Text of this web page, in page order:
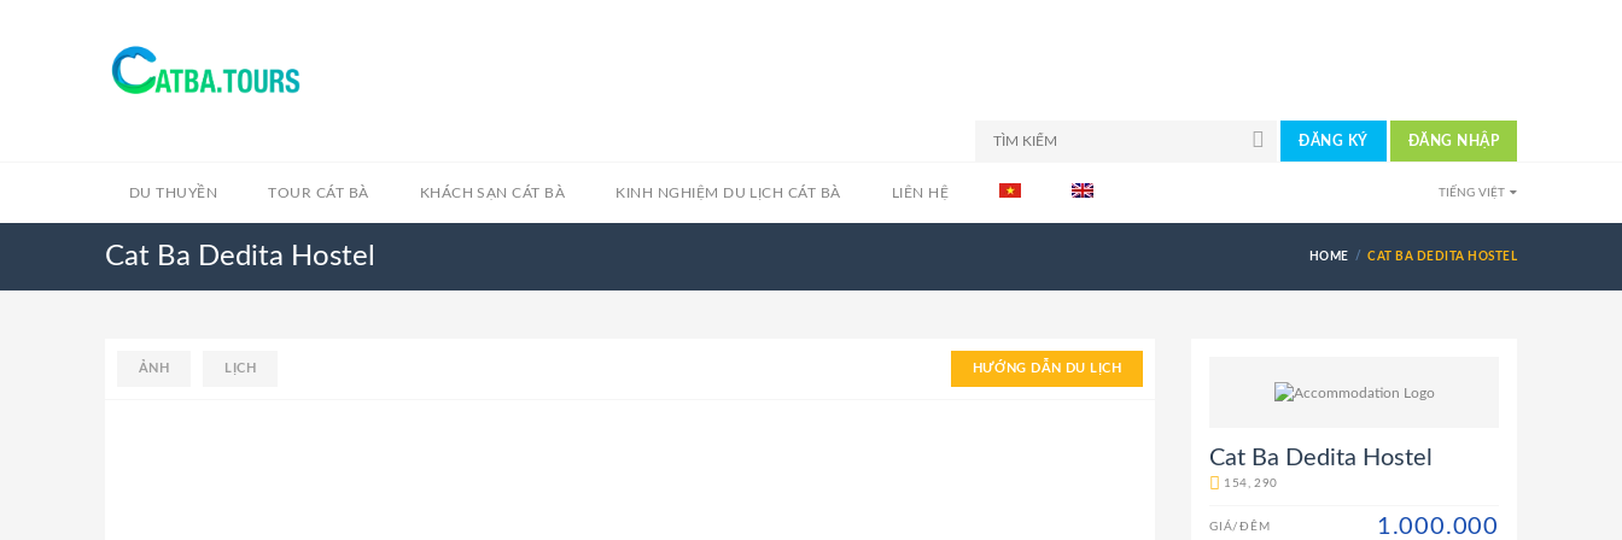
ĐĂNG KÝ ĐĂNG NHẬP
DU THUYỀN TOUR CÁT BÀ KHÁCH SẠN CÁT BÀ KINH NGHIỆM DU LỊCH CÁT BÀ LIÊN HỆ TIẾNG VIỆT
Cat Ba Dedita Hostel HOME CAT BA DEDITA HOSTEL
ẢNH LỊCH HƯỚNG DẪN DU LỊCH
Cat Ba Dedita Hostel
154, 290
GIÁ/ĐÊM 1.000.000